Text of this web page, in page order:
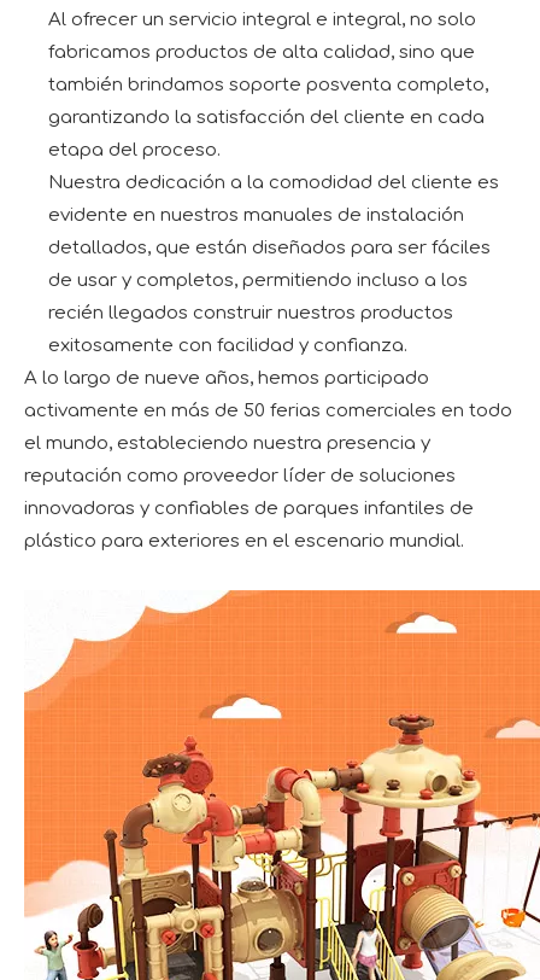
Al ofrecer un servicio integral e integral, no solo
fabricamos productos de alta calidad, sino que
también brindamos soporte posventa completo,
garantizando la satisfacción del cliente en cada
etapa del proceso.
Nuestra dedicación a la comodidad del cliente es
evidente en nuestros manuales de instalación
detallados, que están diseñados para ser fáciles
de usar y completos, permitiendo incluso a los
recién llegados construir nuestros productos
exitosamente con facilidad y confianza.
A lo largo de nueve años, hemos participado
activamente en más de 50 ferias comerciales en todo
el mundo, estableciendo nuestra presencia y
reputación como proveedor líder de soluciones
innovadoras y confiables de parques infantiles de
plástico para exteriores en el escenario mundial.